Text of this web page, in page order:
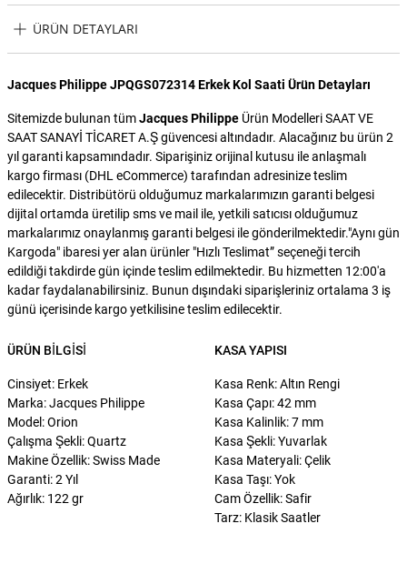
ÜRÜN DETAYLARI
Jacques Philippe JPQGS072314 Erkek Kol Saati Ürün Detayları
Sitemizde bulunan tümJacques Philippe Ürün Modelleri SAAT VE
SAAT SANAYİ TİCARET A.Ş güvencesi altındadır. Alacağınız bu ürün 2
yıl garanti kapsamındadır. Siparişiniz orijinal kutusu ile anlaşmalı
kargo firması (DHL eCommerce) tarafından adresinize teslim
edilecektir. Distribütörü olduğumuz markalarımızın garanti belgesi
dijital ortamda üretilip sms ve mail ile, yetkili satıcısı olduğumuz
markalarımız onaylanmış garanti belgesi ile gönderilmektedir."Aynı gün
Kargoda" ibaresi yer alan ürünler "Hızlı Teslimat” seçeneği tercih
edildiği takdirde gün içinde teslim edilmektedir. Bu hizmetten 12:00'a
kadar faydalanabilirsiniz. Bunun dışındaki siparişleriniz ortalama 3 iş
günü içerisinde kargo yetkilisine teslim edilecektir.
ÜRÜN BILGISI
Cinsiyet: Erkek
Marka: Jacques Philippe
Model: Orion
Çalışma Şekli: Quartz
Makine Özellik: Swiss Made
Garanti: 2 Yıl
Ağırlık: 122 gr
KASA YAPISI
Kasa Renk: Altın Rengi
Kasa Çapı: 42 mm
Kasa Kalinlik: 7 mm
Kasa Şekli: Yuvarlak
Kasa Materyali: Çelik
Kasa Taşı: Yok
Cam Özellik: Safir
Tarz: Klasik Saatler